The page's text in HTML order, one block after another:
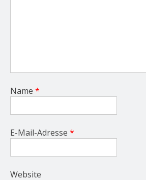
Name *
E-Mail-Adresse *
Website